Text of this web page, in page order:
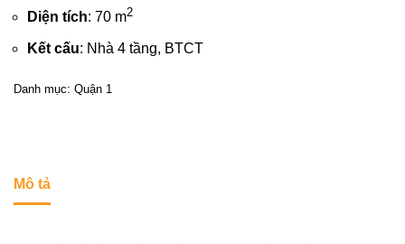
Diện tích: 70 m2
Kết cấu: Nhà 4 tầng, BTCT
Danh mục: Quận 1
Mô tả